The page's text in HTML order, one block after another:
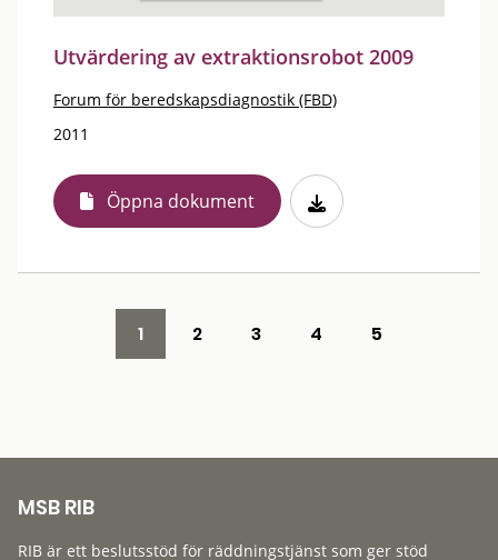
Utvärdering av extraktionsrobot 2009
Forum för beredskapsdiagnostik (FBD)
2011
Öppna dokument
1 2 3 4 5
MSB RIB
RIB är ett beslutsstöd för räddningstjänst som ger stöd